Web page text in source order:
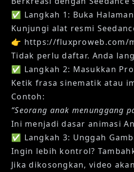
✅ Langkah 1: Buka
Kunjungi alat resmi
👉 https://fluxproweb.com/
Tidak perlu daftar. Anda
✅ Langkah 2: Masukkan
Ketik frasa sinematik atau
Contoh:
“Seorang anak menunggang
Ini menjadi dasar animasi
✅ Langkah 3: Unggah
Ingin lebih kontrol?
Jika dikosongkan, video